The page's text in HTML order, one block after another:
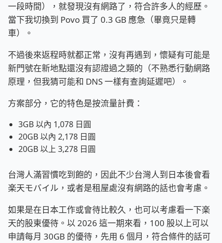
一段時間），就發現沒有網路了，符合許多人的經歷。
當下我切換到 Povo 買了 0.3 GB 應急（畢竟只是轉
車）。
不過後來返程時就都正常，沒有再遇到，懷疑有可能是
新門號在新地點還沒有認證過之類的（不熟悉行動網路
原理，但我猜可能和 DNS 一樣有查詢延遲吧）。
方案部分，它的特色是按流量計費：
3GB 以內 1,078 日圓
20GB 以內 2,178 日圓
20GB 以上 3,278 日圓
台灣人滿習慣吃到飽的，因此不少台灣人到日本後會看
楽天モバイル，或者是租屋處沒有網路的話也會考慮。
如果是在日本工作或會待比較久，也可以考慮看一下楽
天的股東優待。以 2026 這一期來看，100 股以上可以
申請每月 30GB 的優待，先用 6 個月，符合條件的話可